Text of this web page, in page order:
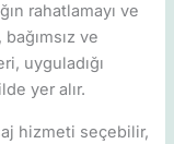
rahatlamayı ve
ve
uyguladığı
yer alır.
hizmeti seçebilir,